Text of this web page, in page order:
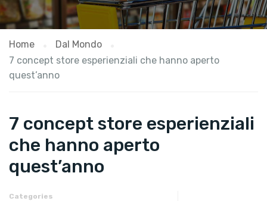
Home
Dal Mondo
7 concept store esperienziali che hanno aperto
quest’anno
7 concept store esperienziali
che hanno aperto
quest’anno
Categories